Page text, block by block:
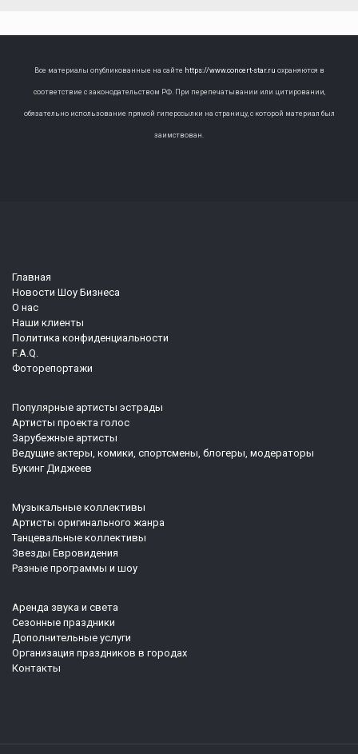
Все материалы опубликованные на сайте https://www.concert-star.ru охраняются в
соответствие с законодательством РФ. При перепечатывании или цитировании,
обязательно использование прямой гиперссылки на страницу, с которой материал был
заимствован.
Главная
Новости Шоу Бизнеса
О нас
Наши клиенты
Политика конфиденциальности
F.A.Q.
Фоторепортажи
Популярные артисты эстрады
Артисты проекта голос
Зарубежные артисты
Ведущие актеры, комики, спортсмены, блогеры, модераторы
Букинг Диджеев
Музыкальные коллективы
Артисты оригинального жанра
Танцевальные коллективы
Звезды Евровидения
Разные программы и шоу
Аренда звука и света
Сезонные праздники
Дополнительные услуги
Организация праздников в городах
Контакты